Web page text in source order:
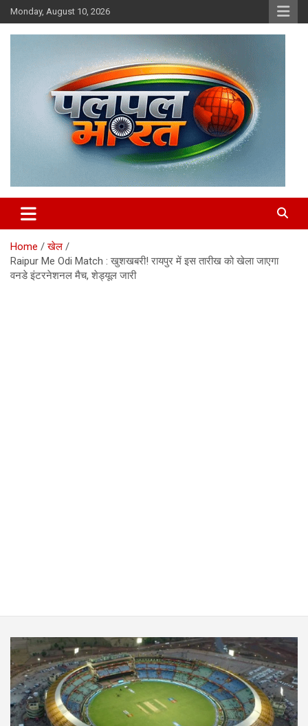
Skip
to
content
Monday, August 10, 2026
PalPalBharat.Com | न्यूज़ पोर्टल
Home
खेल
Raipur Me Odi Match : खुशखबरी! रायपुर में इस तारीख को खेला जाएगा
वनडे इंटरनेशनल मैच, शेड्यूल जारी